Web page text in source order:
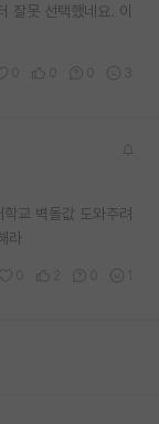
잘못 선택했네요. 이
교 벽돌값 도와주려
라